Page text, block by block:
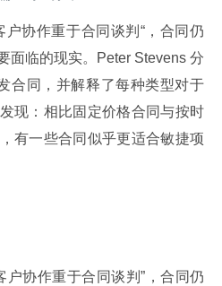
户协作重于合同谈判“，合同仍
面临的现实。Peter Stevens 分
合同，并解释了每种类型对于
现：相比固定价格合同与按时
有一些合同似乎更适合敏捷项
户协作重于合同谈判”，合同仍